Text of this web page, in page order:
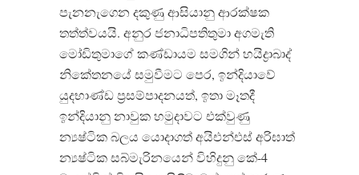
පැනනැගෙන දකුණු ආසියානු ආරක්ෂක
තත්ත්වයයි. අනුර ජනාධිපතිතුමා අගමැති
මෝඩිතුමාගේ කණ්ඩායම සමගින් හයිද්‍රාබාද්
නිකේතනයේ සමුවීමට පෙර, ඉන්දියාවේ
යුදභාණ්ඩ ප්‍රසම්පාදනයත්, ඉතා මෑතදී
ඉන්දියානු නාවුක හමුදාවට එක්වුණු
න්‍යෂ්ටික බලය යොදාගත් අයිඑන්එස් අරිඝාත්
න්‍යෂ්ටික සබ්මැරිනයෙන් විහිදුනු කේ-4